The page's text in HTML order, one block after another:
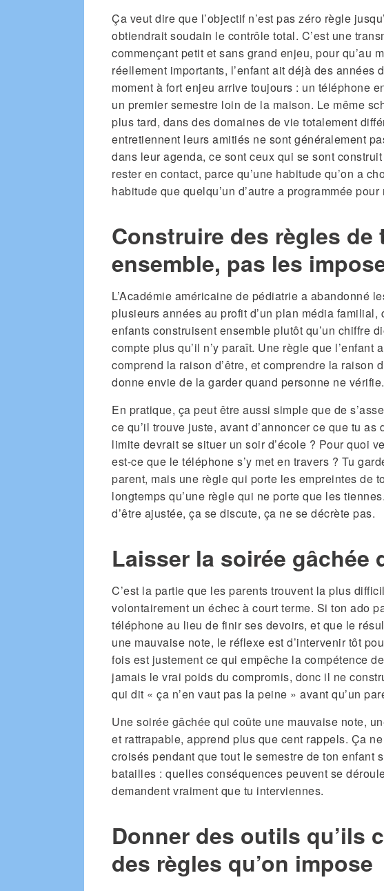
Ça veut dire que l’objectif n’est pas zéro règle
obtiendrait soudain le contrôle total. C’est une
commençant petit et sans grand enjeu, pour qu’au
réellement importants, l’enfant ait déjà des années
moment à fort enjeu arrive toujours : un téléphone
un premier semestre loin de la maison. Le même
plus tard, dans des domaines de vie totalement
entretiennent leurs amitiés ne sont généralement
dans leur agenda, ce sont ceux qui se sont
rester en contact, parce qu’une habitude qu’on a
habitude que quelqu’un d’autre a programmée pour
Construire des règles de
ensemble, pas les
L’Académie américaine de pédiatrie a abandonné
plusieurs années au profit d’un plan média
enfants construisent ensemble plutôt qu’un chiffre
compte plus qu’il n’y paraît. Une règle que
comprend la raison d’être, et comprendre la raison
donne envie de la garder quand personne ne vérifie.
En pratique, ça peut être aussi simple que de
ce qu’il trouve juste, avant d’annoncer ce que tu
limite devrait se situer un soir d’école ? Pour quoi
est-ce que le téléphone s’y met en travers ? Tu
parent, mais une règle qui porte les empreintes de
longtemps qu’une règle qui ne porte que les
d’être ajustée, ça se discute, ça ne se décrète pas.
Laisser la soirée gâchée
C’est la partie que les parents trouvent la plus
volontairement un échec à court terme. Si ton ado
téléphone au lieu de finir ses devoirs, et que le
une mauvaise note, le réflexe est d’intervenir tôt
fois est justement ce qui empêche la compétence
jamais le vrai poids du compromis, donc il ne
qui dit « ça n’en vaut pas la peine » avant qu’un
Une soirée gâchée qui coûte une mauvaise note,
et rattrapable, apprend plus que cent rappels. Ça
croisés pendant que tout le semestre de ton enfant
batailles : quelles conséquences peuvent se
demandent vraiment que tu interviennes.
Donner des outils qu’ils
des règles qu’on impose